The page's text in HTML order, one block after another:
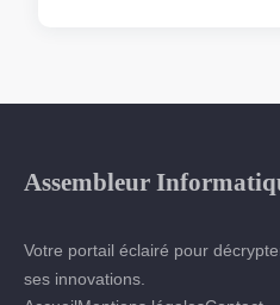
Assembleur
Votre portail éclairé pour
ses innovations.